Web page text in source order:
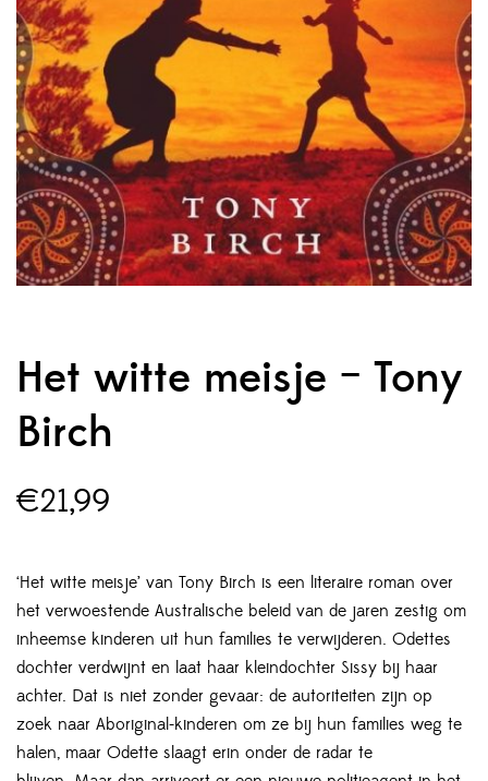
Het witte meisje – Tony
Birch
€21,99
‘Het witte meisje’ van Tony Birch is een literaire roman over
het verwoestende Australische beleid van de jaren zestig om
inheemse kinderen uit hun families te verwijderen. Odettes
dochter verdwijnt en laat haar kleindochter Sissy bij haar
achter. Dat is niet zonder gevaar: de autoriteiten zijn op
zoek naar Aboriginal-kinderen om ze bij hun families weg te
halen, maar Odette slaagt erin onder de radar te